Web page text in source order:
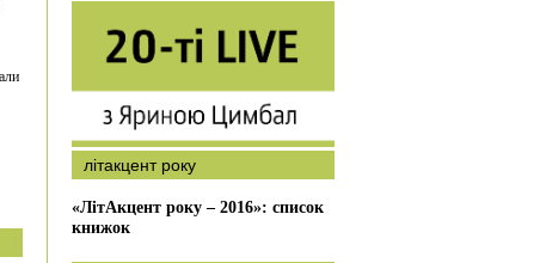
літакцент року
«ЛітАкцент року – 2016»: список
книжок